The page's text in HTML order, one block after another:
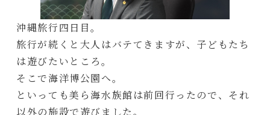
沖縄旅行四日目。
旅行が続くと大人はバテてきますが、子どもたち
は遊びたいところ。
そこで海洋博公園へ。
といっても美ら海水族館は前回行ったので、それ
以外の施設で遊びました。